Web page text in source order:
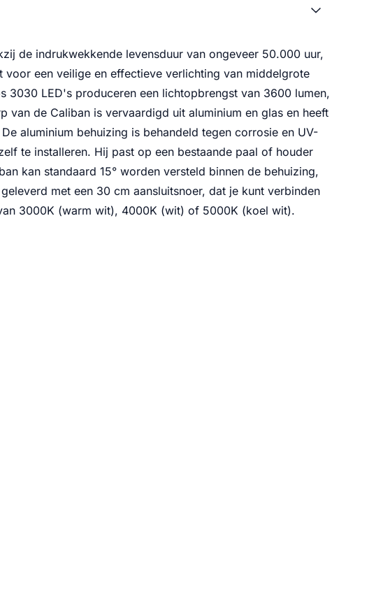
de indrukwekkende levensduur van ongeveer 50.000 uur,
een veilige en effectieve verlichting van middelgrote
3030 LED's produceren een lichtopbrengst van 3600 lumen,
van de Caliban is vervaardigd uit aluminium en glas en heeft
aluminium behuizing is behandeld tegen corrosie en UV-
te installeren. Hij past op een bestaande paal of houder
kan standaard 15° worden versteld binnen de behuizing,
met een 30 cm aansluitsnoer, dat je kunt verbinden
3000K (warm wit), 4000K (wit) of 5000K (koel wit).